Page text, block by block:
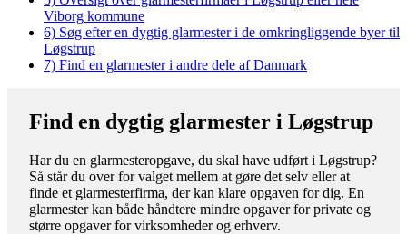
Viborg kommune
6) Søg efter en dygtig glarmester i de omkringliggende byer til
Løgstrup
7) Find en glarmester i andre dele af Danmark
Find en dygtig glarmester i Løgstrup
Har du en glarmesteropgave, du skal have udført i Løgstrup?
Så står du over for valget mellem at gøre det selv eller at
finde et glarmesterfirma, der kan klare opgaven for dig. En
glarmester kan både håndtere mindre opgaver for private og
større opgaver for virksomheder og erhverv.